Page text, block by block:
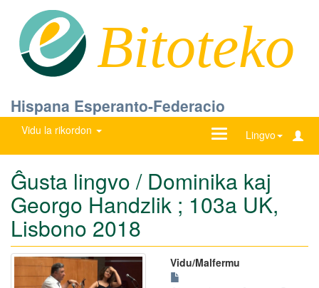
Bitoteko
Hispana Esperanto-Federacio
Vidu la rikordon Lingvo
Ŝanĝu
Ĝusta lingvo / Dominika kaj
Georgo Handzlik ; 103a UK,
Lisbono 2018
Vidu/Malfermu